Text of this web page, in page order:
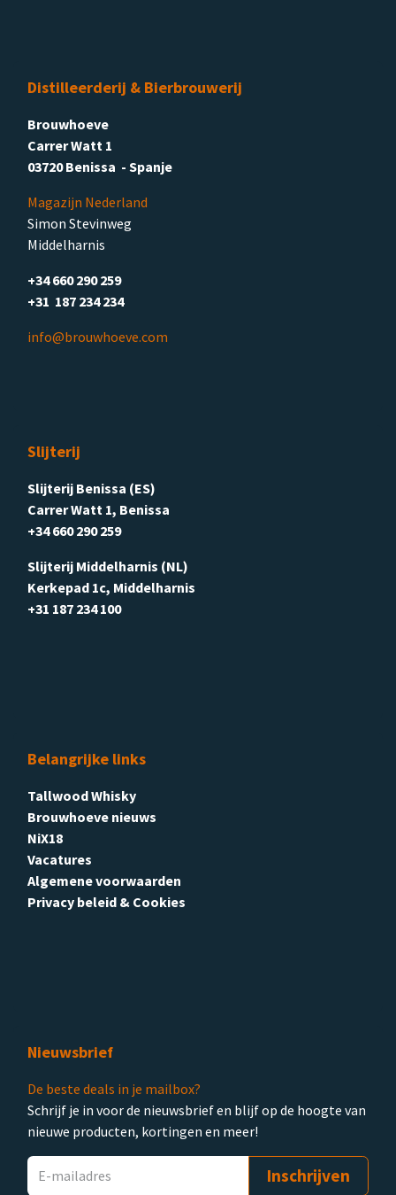
Distilleerderij & Bierbrouwerij
Brouwhoeve
Carrer Watt 1
03720 Benissa - Spanje
Magazijn Nederland
Simon Stevinweg
Middelharnis
+34 660 290 259
+31 187 234 234
info@brouwhoeve.com
Slijterij
Slijterij Benissa (ES)
Carrer Watt 1, Benissa
+34 660 290 259
Slijterij Middelharnis (NL)
Kerkepad 1c, Middelharnis
+31 187 234 100
Belangrijke links
Tallwood Whisky
Brouwhoeve nieuws
NiX18
Vacatures
Algemene voorwaarden
Privacy beleid & Cookies
Nieuwsbrief
De beste deals in je mailbox?
Schrijf je in voor de nieuwsbrief en blijf op de hoogte van
nieuwe producten, kortingen en meer!
Inschrijven